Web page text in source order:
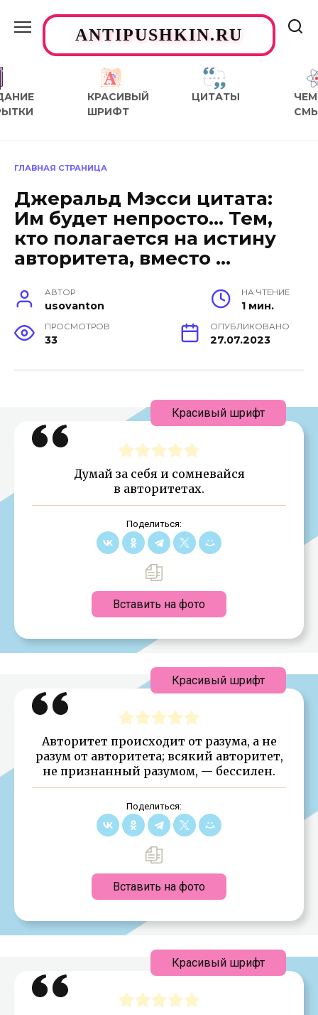
содержаниюANTIPUSHKIN.RU
КРАСИВЫЙ
ШРИФТ
ЦИТАТЫ
ЧЕМ
ГЛАВНАЯ СТРАНИЦА
Джеральд Мэсси цитата:
Им будет непросто… Тем,
кто полагается на истину
авторитета, вместо …
АВТОР
usovanton
НА ЧТЕНИЕ
1 мин.
ПРОСМОТРОВ
33
ОПУБЛИКОВАНО
27.07.2023
Думай за себя и сомневайся
в авторитетах.
Поделиться:
Вставить на фото
Красивый шрифт
Авторитет происходит от разума, а не
разум от авторитета; всякий авторитет,
не признанный разумом, — бессилен.
Поделиться:
Вставить на фото
Красивый шрифт
Красивый шрифт